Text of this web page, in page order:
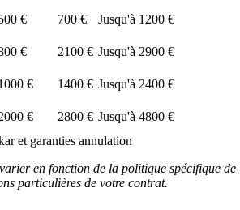
€ 700 €
Jusqu'à 1200 €
€ 2100 € Jusqu'à 2900 €
€ 1400 € Jusqu'à 2400 €
€ 2800 € Jusqu'à 4800 €
et garanties annulation
en fonction de la politique spécifique de
particulières de votre contrat.